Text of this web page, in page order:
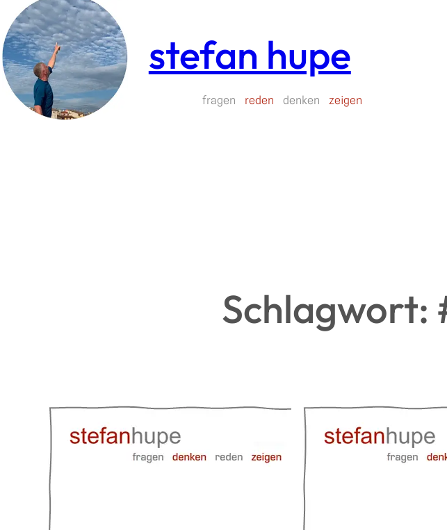
Zum
Inhalt
springen
stefan hupe
fragen reden denken zeigen
Schlagwort: